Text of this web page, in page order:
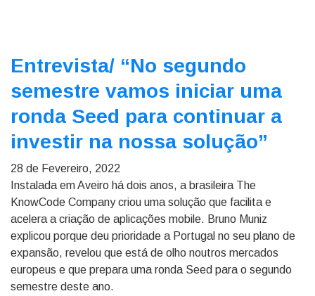
Entrevista/ “No segundo
semestre vamos iniciar uma
ronda Seed para continuar a
investir na nossa solução”
28 de Fevereiro, 2022
Instalada em Aveiro há dois anos, a brasileira The
KnowCode Company criou uma solução que facilita e
acelera a criação de aplicações mobile. Bruno Muniz
explicou porque deu prioridade a Portugal no seu plano de
expansão, revelou que está de olho noutros mercados
europeus e que prepara uma ronda Seed para o segundo
semestre deste ano.